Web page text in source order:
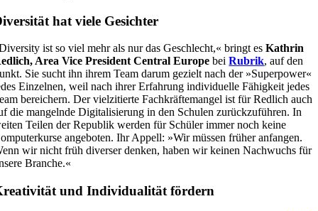
hat viele Gesichter
ist so viel mehr als nur das Geschlecht,« bringt esKathrin
Area Vice President Central Europe beiRubrik, auf den
Sie sucht ihn ihrem Team darum gezielt nach der »Superpower«
Einzelnen, weil nach ihrer Erfahrung individuelle Fähigkeit jedes
bereichern. Der vielzitierte Fachkräftemangel ist für Redlich auch
die mangelnde Digitalisierung in den Schulen zurückzuführen. In
Teilen der Republik werden für Schüler immer noch keine
angeboten. Ihr Appell: »Wir müssen früher anfangen.
wir nicht früh diverser denken, haben wir keinen Nachwuchs für
Branche.«
und Individualität fördern